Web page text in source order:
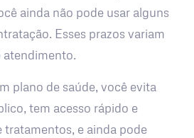
ainda não pode usar alguns
Esses prazos variam
plano de saúde, você evita
tem acesso rápido e
tratamentos, e ainda pode